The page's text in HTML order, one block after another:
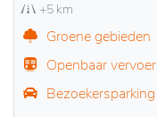
+5 km
Groene gebieden
Openbaar vervoer
Bezoekersparking